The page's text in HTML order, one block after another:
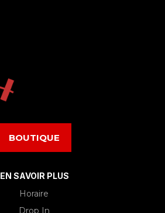
BOUTIQUE
EN SAVOIR PLUS
Horaire
Drop In